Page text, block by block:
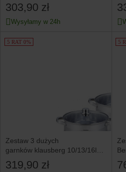
Ebony Rose Wood
303,90 zł
Wysyłamy w 24h
5 RAT 0%
Zestaw 3 dużych
garnków klausberg 10/13/16l
kb-7178
319,90 zł
5